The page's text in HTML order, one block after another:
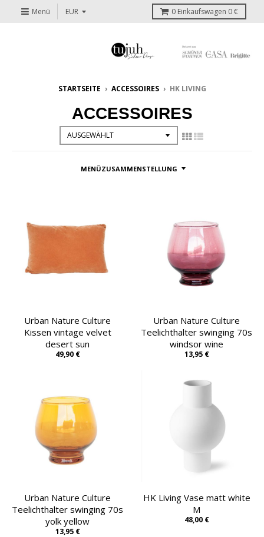
Menü 0 Einkaufswagen 0 €
STARTSEITE › ACCESSOIRES › HK LIVING
ACCESSOIRES
MENÜZUSAMMENSTELLUNG
Urban Nature Culture
Kissen vintage velvet
desert sun
49,90 €
Urban Nature Culture
Teelichthalter swinging 70s
windsor wine
13,95 €
Urban Nature Culture
Teelichthalter swinging 70s
yolk yellow
13,95 €
HK Living Vase matt white
M
48,00 €